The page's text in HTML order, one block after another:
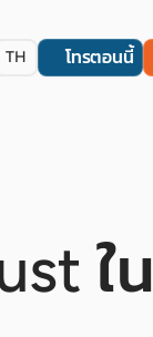
TH โทรตอนนี้
ใน